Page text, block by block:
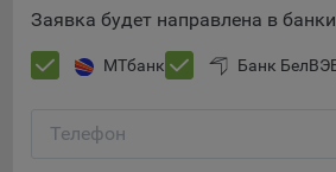
Opera
Internet Explorer
Заявка будет направлена в
МТбанк Банк
Телефон